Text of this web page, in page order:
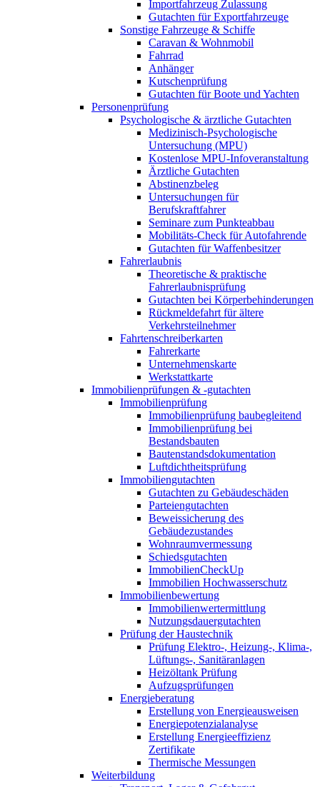
Importfahrzeug Zulassung
Gutachten für Exportfahrzeuge
Sonstige Fahrzeuge & Schiffe
Caravan & Wohnmobil
Fahrrad
Anhänger
Kutschenprüfung
Gutachten für Boote und Yachten
Personenprüfung
Psychologische & ärztliche Gutachten
Medizinisch-Psychologische
Untersuchung (MPU)
Kostenlose MPU-Infoveranstaltung
Ärztliche Gutachten
Abstinenzbeleg
Untersuchungen für
Berufskraftfahrer
Seminare zum Punkteabbau
Mobilitäts-Check für Autofahrende
Gutachten für Waffenbesitzer
Fahrerlaubnis
Theoretische & praktische
Fahrerlaubnisprüfung
Gutachten bei Körperbehinderungen
Rückmeldefahrt für ältere
Verkehrsteilnehmer
Fahrtenschreiberkarten
Fahrerkarte
Unternehmenskarte
Werkstattkarte
Immobilienprüfungen & -gutachten
Immobilienprüfung
Immobilienprüfung baubegleitend
Immobilienprüfung bei
Bestandsbauten
Bautenstandsdokumentation
Luftdichtheitsprüfung
Immobiliengutachten
Gutachten zu Gebäudeschäden
Parteiengutachten
Beweissicherung des
Gebäudezustandes
Wohnraumvermessung
Schiedsgutachten
ImmobilienCheckUp
Immobilien Hochwasserschutz
Immobilienbewertung
Immobilienwertermittlung
Nutzungsdauergutachten
Prüfung der Haustechnik
Prüfung Elektro-, Heizung-, Klima-,
Lüftungs-, Sanitäranlagen
Heizöltank Prüfung
Aufzugsprüfungen
Energieberatung
Erstellung von Energieausweisen
Energiepotenzialanalyse
Erstellung Energieeffizienz
Zertifikate
Thermische Messungen
Weiterbildung